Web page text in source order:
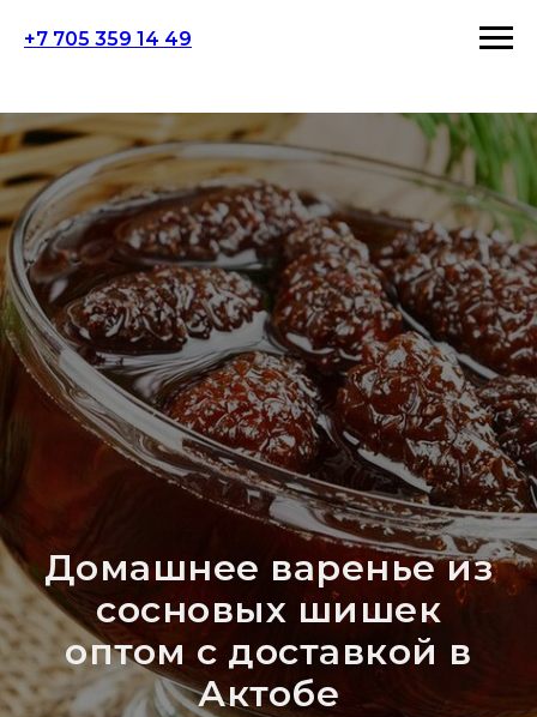
+7 705 359 14 49
Домашнее варенье из
сосновых шишек
оптом с доставкой в
Актобе